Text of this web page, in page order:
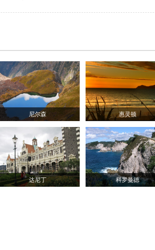
尼尔森 惠灵顿
达尼丁 科罗曼德